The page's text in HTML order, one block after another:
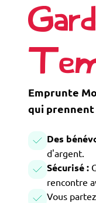
Emprunte
qui
Des
d'argent.
Sécurisé :
rencontre
Vous